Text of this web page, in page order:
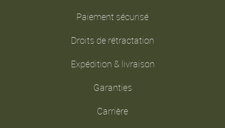
Paiement sécurisé
Droits de rétractation
Expédition & livraison
Garanties
Carrière